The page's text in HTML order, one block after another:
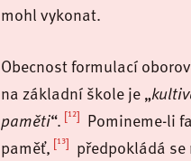
mohl vykonat.
Obecnost formulací
na základní škole je „
paměti“. [12] Pomineme-li
paměť, [13] předpokládá